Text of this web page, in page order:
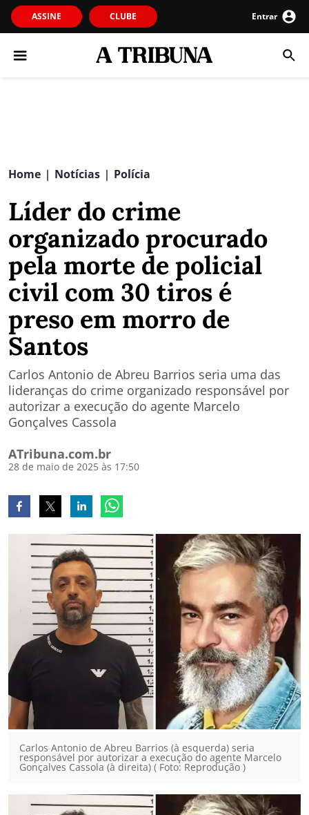
ASSINE CLUBE Entrar
Home | Notícias | Polícia
Líder do crime
organizado procurado
pela morte de policial
civil com 30 tiros é
preso em morro de
Santos
Carlos Antonio de Abreu Barrios seria uma das
lideranças do crime organizado responsável por
autorizar a execução do agente Marcelo
Gonçalves Cassola
ATribuna.com.br
28 de maio de 2025 às 17:50
Carlos Antonio de Abreu Barrios (à esquerda) seria
responsável por autorizar a execução do agente Marcelo
Gonçalves Cassola (à direita) ( Foto: Reprodução )